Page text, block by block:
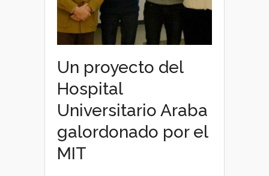
Un proyecto del
Hospital
Universitario Araba
galordonado por el
MIT